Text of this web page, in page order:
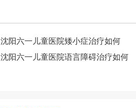
沈阳六一儿童医院矮小症治疗如何
沈阳六一儿童医院语言障碍治疗如何